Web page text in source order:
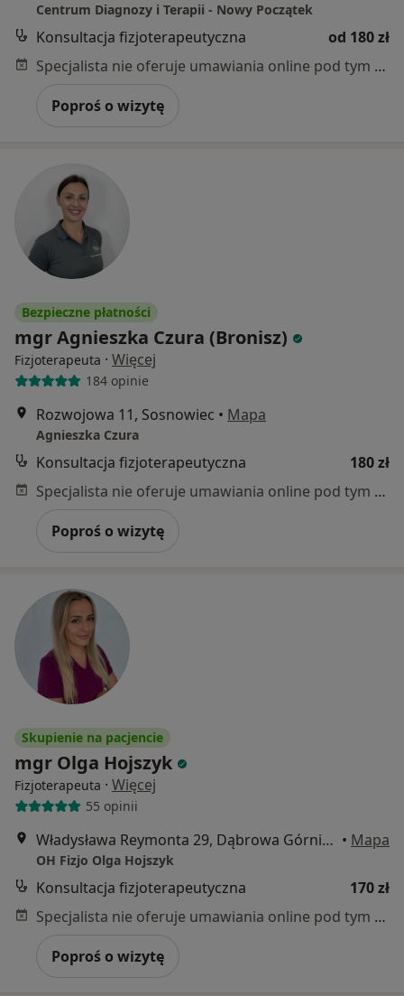
Centrum Diagnozy i Terapii - Nowy Początek
Konsultacja fizjoterapeutyczna
od 180 zł
Specjalista nie oferuje umawiania online pod tym adresem.
Poproś o wizytę
Bezpieczne płatności
mgr Agnieszka Czura (Bronisz)
Fizjoterapeuta · Więcej
184 opinie
Rozwojowa 11, Sosnowiec • Mapa
Agnieszka Czura
Konsultacja fizjoterapeutyczna
180 zł
Specjalista nie oferuje umawiania online pod tym adresem.
Poproś o wizytę
Skupienie na pacjencie
mgr Olga Hojszyk
Fizjoterapeuta · Więcej
55 opinii
Władysława Reymonta 29, Dąbrowa Górnicza • Mapa
OH Fizjo Olga Hojszyk
Konsultacja fizjoterapeutyczna
170 zł
Specjalista nie oferuje umawiania online pod tym adresem.
Poproś o wizytę